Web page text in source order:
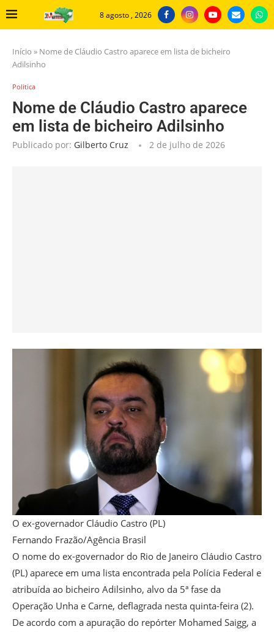
8 agosto , 2026
Início » Nome de Cláudio Castro aparece em lista de bicheiro
Adilsinho
Politica
Nome de Cláudio Castro aparece
em lista de bicheiro Adilsinho
Publicado por: Gilberto Cruz 2 de julho de 2026
O ex-governador Cláudio Castro (PL)
Fernando Frazão/Agência Brasil
O nome do ex-governador do Rio de Janeiro Cláudio Castro
(PL) aparece em uma lista encontrada pela Polícia Federal e
atribuída ao bicheiro Adilsinho, alvo da 5ª fase da
Operação Unha e Carne, deflagrada nesta quinta-feira (2).
De acordo com a apuração do repórter Mohamed Saigg, a